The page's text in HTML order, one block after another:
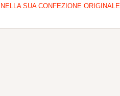
SUA CONFEZIONE ORIGINALE